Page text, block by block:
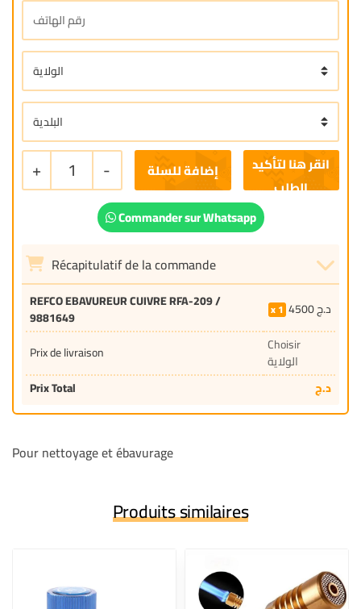
+ 1 - إضافة للسلة
Commander sur Whatsapp
Récapitulatif de la commande
REFCO EBAVUREUR CUIVRE RFA-209 /
9881649
1 4500د.ج
Prix de livraison
Choisir
الولاية
Prix Total
د.ج
Pour nettoyage et ébavurage
Produits similaires